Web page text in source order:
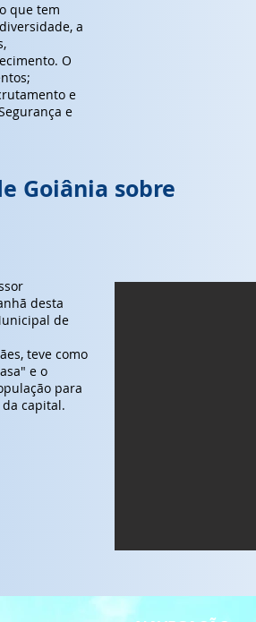
que tem
a
O
e
e
Goiânia sobre
desta
de
teve como
e o
para
capital.